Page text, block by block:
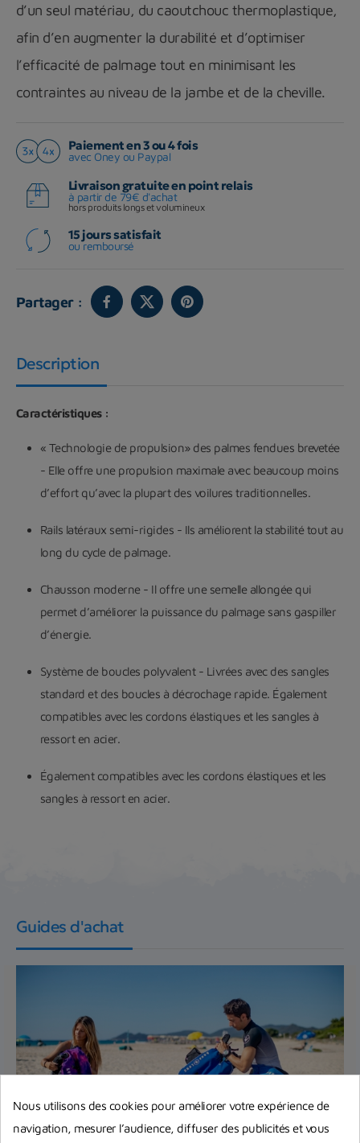
d’un seul matériau, du caoutchouc thermoplastique,
afin d’en augmenter la durabilité et d’optimiser
l’efficacité de palmage tout en minimisant les
contraintes au niveau de la jambe et de la cheville.
Paiement en 3 ou 4 fois
avec Oney ou Paypal
Livraison gratuite en point relais
à partir de 79€ d'achat
hors produits longs et volumineux
15 jours satisfait
ou remboursé
Partager :
Description
Caractéristiques :
« Technologie de propulsion» des palmes fendues brevetée
- Elle offre une propulsion maximale avec beaucoup moins
d’effort qu’avec la plupart des voilures traditionnelles.
Rails latéraux semi-rigides - Ils améliorent la stabilité tout au
long du cycle de palmage.
Chausson moderne - Il offre une semelle allongée qui
permet d’améliorer la puissance du palmage sans gaspiller
d’énergie.
Système de boucles polyvalent - Livrées avec des sangles
standard et des boucles à décrochage rapide. Également
compatibles avec les cordons élastiques et les sangles à
ressort en acier.
Également compatibles avec les cordons élastiques et les
sangles à ressort en acier.
Guides d'achat
Nous utilisons des cookies pour améliorer votre expérience de
navigation, mesurer l’audience, diffuser des publicités et vous